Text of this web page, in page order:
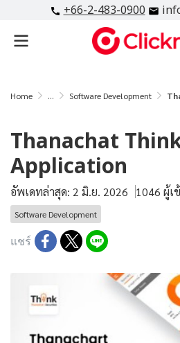
+66-2-483-0900
Home ... Software Development
Thanachat
Application
อัพเดทล่าสุด: 2 มิ.ย. 2026 1046 ผู้เ
Software Development
แชร์